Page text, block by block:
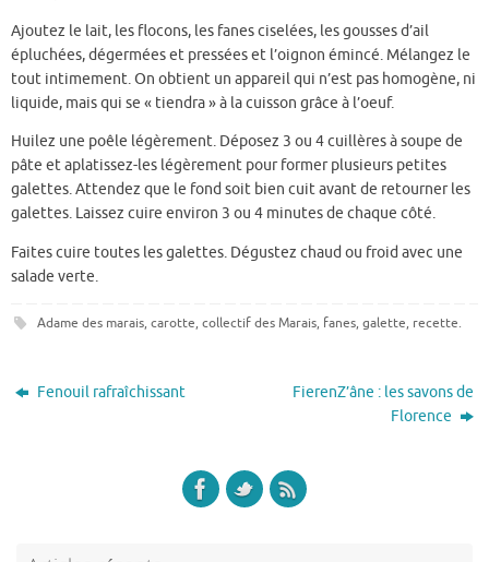
Ajoutez le lait, les flocons, les fanes ciselées, les gousses d’ail
épluchées, dégermées et pressées et l’oignon émincé. Mélangez le
tout intimement. On obtient un appareil qui n’est pas homogène, ni
liquide, mais qui se « tiendra » à la cuisson grâce à l’oeuf.
Huilez une poêle légèrement. Déposez 3 ou 4 cuillères à soupe de
pâte et aplatissez-les légèrement pour former plusieurs petites
galettes. Attendez que le fond soit bien cuit avant de retourner les
galettes. Laissez cuire environ 3 ou 4 minutes de chaque côté.
Faites cuire toutes les galettes. Dégustez chaud ou froid avec une
salade verte.
Adame des marais, carotte, collectif des Marais, fanes, galette, recette.
Fenouil rafraîchissant
FierenZ’âne : les savons de
Florence